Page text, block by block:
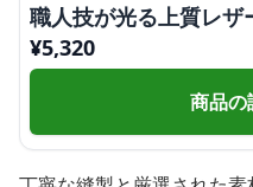
職人技が光る上質レザ
¥5,320
商品の